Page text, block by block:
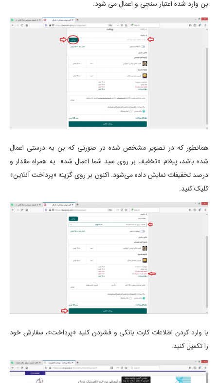
بن وارد شده اعتبار سنجی و اعمال می شود.
همانطور که در تصویر مشخص شده در صورتی که بن به درستی اعمال
شده باشد، پیغام «تخفیف بر روی سبد شما اعمال شد» به همراه مقدار و
درصد تخفیفات نمایش داده می‌شود. اکنون بر روی گزینه «پرداخت آنلاین»
کلیک کنید.
با وارد کردن اطلاعات کارت بانکی و فشردن کلید «پرداخت»، سفارش خود
را تکمیل کنید.